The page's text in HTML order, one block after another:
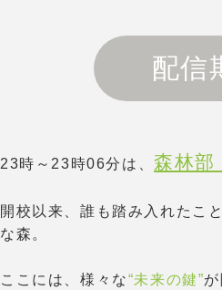
配信
23時～23時06分は、森林
開校以来、誰も踏み入れたこ
な森。
ここには、様々な“未来の鍵”